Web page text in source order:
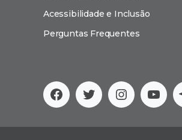
Facebook
TwitterInstagram
Acessibilidade e Inclusão
Perguntas Frequentes